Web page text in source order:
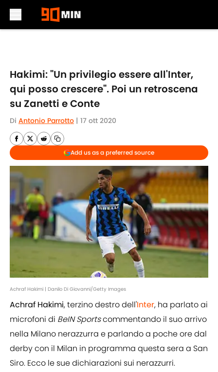
Hakimi: "Un privilegio essere all'Inter,
qui posso crescere". Poi un retroscena
su Zanetti e Conte
Di Antonio Parrotto | 17 ott 2020
Add us as a preferred source
Achraf Hakimi | Danilo Di Giovanni/Getty Images
Achraf Hakimi, terzino destro dell'Inter, ha parlato ai
microfoni di BeIN Sportscommentando il suo arrivo
nella Milano nerazzurra e parlando a poche ore dal
derby con il Milan in programma questa sera a San
Siro. Ecco le sue dichiarazioni sui nerazzurri.